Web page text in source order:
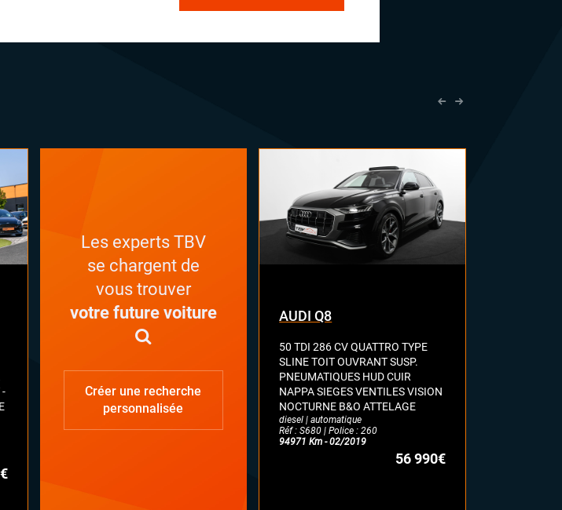
-
Les experts TBV
se chargent de
vous trouver
votre future voiture
Créer une recherche
personnalisée
AUDI Q8
50 TDI 286 CV QUATTRO TYPE
SLINE TOIT OUVRANT SUSP.
PNEUMATIQUES HUD CUIR
NAPPA SIEGES VENTILES VISION
NOCTURNE B&O ATTELAGE
diesel | automatique
Réf : S680 | Police : 260
94971 Km - 02/2019
56 990€